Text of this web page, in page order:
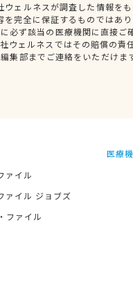
ェルネスが調査した情報を
完全に保証するものではあ
必ず該当の医療機関に直接ご
ウェルネスではその賠償の責
集部までご連絡をいただけま
ァイル
ァイル ジョブズ
ファイル
医療